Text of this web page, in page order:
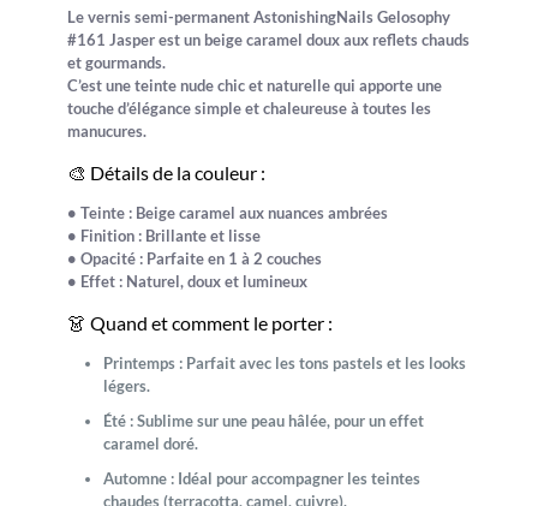
Levernis semi-permanent AstonishingNails Gelosophy
#161 Jasperest un beige caramel douxaux reflets chauds
et gourmands.
C’est une teinte nude chicet naturelle qui apporte une
touche d’élégance simple et chaleureuse à toutes les
manucures.
🎨 Détails de la couleur :
•Teinte : Beige caramel aux nuances ambrées
• Finition : Brillante et lisse
•Opacité : Parfaite en 1 à 2 couches
• Effet : Naturel, doux et lumineux
👗 Quand et comment le porter :
Printemps : Parfait avec les tons pastels et les looks
légers.
Été :Sublime sur une peau hâlée, pour un effet
caramel doré.
Automne : Idéal pour accompagner les teintes
chaudes (terracotta, camel, cuivre).